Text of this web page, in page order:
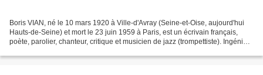
Boris VIAN, né le 10 mars 1920 à Ville-d'Avray (Seine-et-Oise, aujourd'hui
Hauts-de-Seine) et mort le 23 juin 1959 à Paris, est un écrivain français,
poète, parolier, chanteur, critique et musicien de jazz (trompettiste). Ingénieur